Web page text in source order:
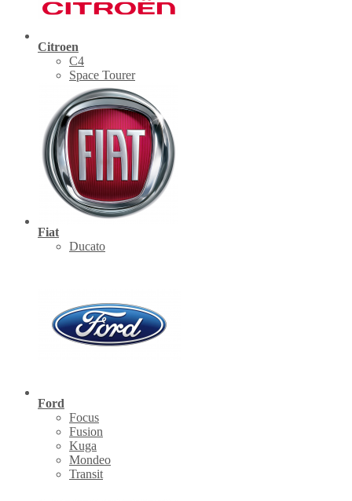
Citroen
C4
Space Tourer
Fiat
Ducato
Ford
Focus
Fusion
Kuga
Mondeo
Transit